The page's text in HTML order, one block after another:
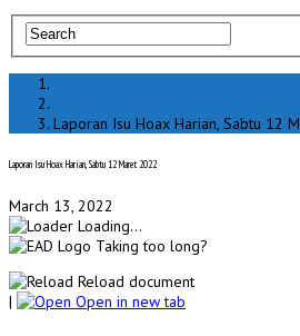
Laporan Isu Hoax Harian, Sabtu 12
Laporan Isu Hoax Harian, Sabtu 12 Maret 2022
March 13, 2022
Loading...
Taking too long?
Reload document
|
Open in new tab